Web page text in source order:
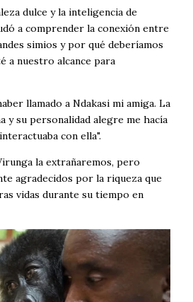
dulce y la inteligencia de
a comprender la conexión entre
simios y por qué deberíamos
a nuestro alcance para
llamado a Ndakasi mi amiga. La
y su personalidad alegre me hacía
con ella".
la extrañaremos, pero
agradecidos por la riqueza que
vidas durante su tiempo en